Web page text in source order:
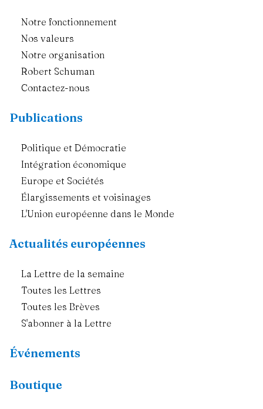
Notre fonctionnement
Nos valeurs
Notre organisation
Robert Schuman
Contactez-nous
Publications
Politique et Démocratie
Intégration économique
Europe et Sociétés
Élargissements et voisinages
L'Union européenne dans le Monde
Actualités européennes
La Lettre de la semaine
Toutes les Lettres
Toutes les Brèves
S'abonner à la Lettre
Événements
Boutique